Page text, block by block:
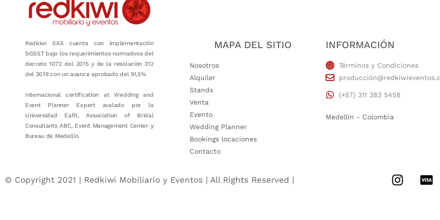
Redkiwi SAS cuenta con implementación
SGSST bajo los requerimientos normativos del
decreto 1072 del 2015 y de la resolución 312
del 2019 con un avance aprobado del 91,5%
Internacional certification at Wedding and
Event Planner Expert avalado por la
Universidad Eafit, Association of Bridal
Consultants ABC, Event Management Center y
Bureau de Medellín.
MAPA DEL SITIO
Nosotros
Alquiler
Stands
Venta
Evento
Wedding Planner
Bookings locaciones
Contacto
INFORMACIÓN
Términos y Condiciones
(+57) 311 383 5458
Medellin - Colombia
© Copyright 2021 | Redkiwi Mobiliario y Eventos | All Rights Reserved |